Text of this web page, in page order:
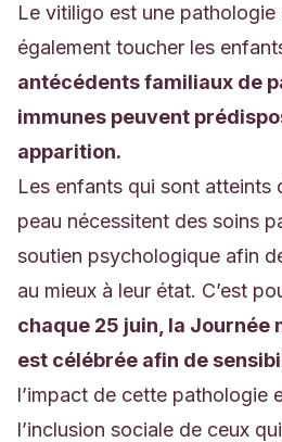
Le vitiligo est une
également toucher les
antécédents familiaux de
immunes peuvent
apparition.
Les enfants qui sont atteints
peau nécessitent des soins
soutien psychologique afin
au mieux à leur état. C’est
chaque 25 juin, la Journée
est célébrée afin de
l’impact de cette pathologie
l’inclusion sociale de ceux